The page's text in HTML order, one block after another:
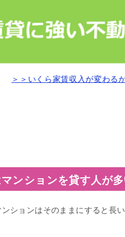
＞＞いくら家賃収入が変わる
ンションを貸す人が
ションはそのままにすると長